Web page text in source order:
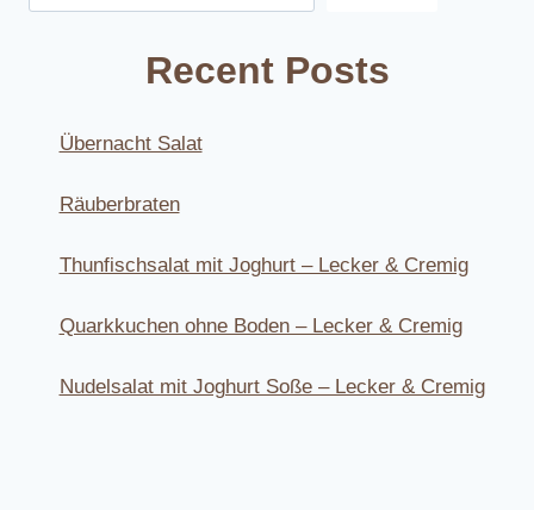
Recent Posts
Übernacht Salat
Räuberbraten
Thunfischsalat mit Joghurt – Lecker & Cremig
Quarkkuchen ohne Boden – Lecker & Cremig
Nudelsalat mit Joghurt Soße – Lecker & Cremig